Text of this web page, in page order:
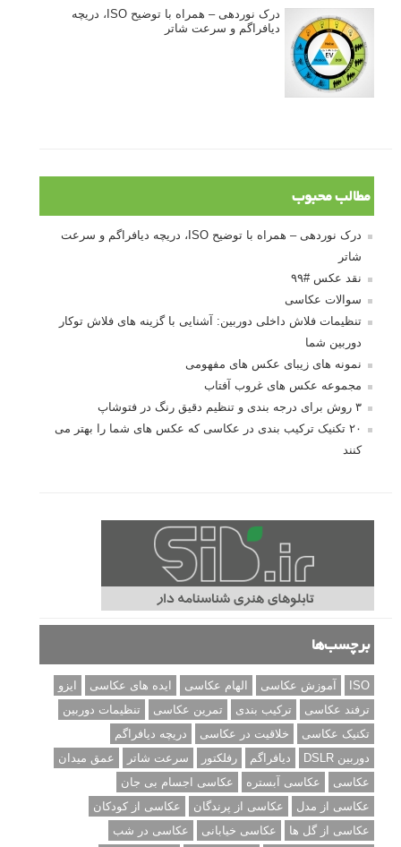
درک نوردهی – همراه با توضیح ISO، دریچه
دیافراگم و سرعت شاتر
مطالب محبوب
درک نوردهی – همراه با توضیح ISO، دریچه دیافراگم و سرعت
شاتر
نقد عکس #۹۹
سوالات عکاسی
تنظیمات فلاش داخلی دوربین: آشنایی با گزینه های فلاش توکار
دوربین شما
نمونه های زیبای عکس های مفهومی
مجموعه عکس های غروب آفتاب
۳ روش برای درجه بندی و تنظیم دقیق رنگ در فتوشاپ
۲۰ تکنیک ترکیب بندی در عکاسی که عکس های شما را بهتر می
کنند
برچسب‌ها
ISO آموزش عکاسی الهام عکاسی ایده های عکاسی
ایزو
ترفند عکاسی
ترکیب بندی تمرین عکاسی
تنظیمات دوربین
تکنیک عکاسی
خلاقیت در عکاسی
دریچه دیافراگم
دوربین DSLR
دیافراگم رفلکتور سرعت شاتر
عمق میدان
عکاسی
عکاسی آبستره
عکاسی اجسام بی جان
عکاسی از مدل
عکاسی از پرندگان
عکاسی از کودکان
عکاسی از گل ها
عکاسی خیابانی
عکاسی در شب